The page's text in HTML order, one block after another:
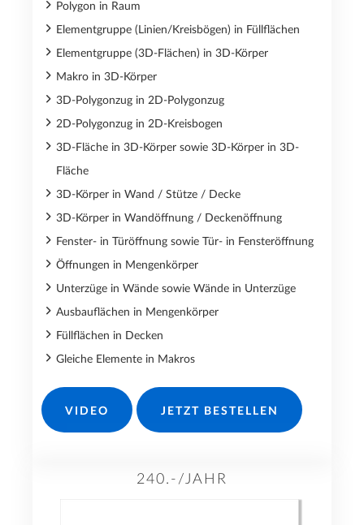
Polygon in Raum
Elementgruppe (Linien/Kreisbögen) in Füllflächen
Elementgruppe (3D-Flächen) in 3D-Körper
Makro in 3D-Körper
3D-Polygonzug in 2D-Polygonzug
2D-Polygonzug in 2D-Kreisbogen
3D-Fläche in 3D-Körper sowie 3D-Körper in 3D-
Fläche
3D-Körper in Wand / Stütze / Decke
3D-Körper in Wandöffnung / Deckenöffnung
Fenster- in Türöffnung sowie Tür- in Fensteröffnung
Öffnungen in Mengenkörper
Unterzüge in Wände sowie Wände in Unterzüge
Ausbauflächen in Mengenkörper
Füllflächen in Decken
Gleiche Elemente in Makros
VIDEO JETZT BESTELLEN
240.-/JAHR